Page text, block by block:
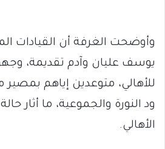
وأوضحت الغرفة أن القيادات
يوسف عليان وآدم تقديمة،
للأهالي، متوعدين إياهم
ود النورة والجموعية، ما أثار
الأهالي.